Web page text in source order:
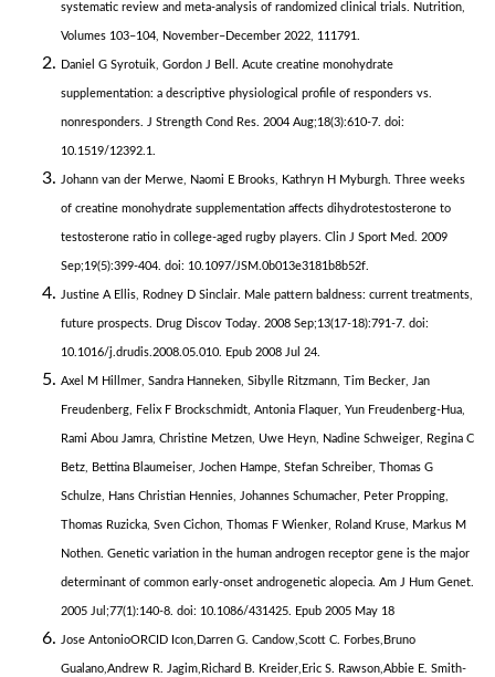
systematic review and meta-analysis of randomized clinical trials. Nutrition,
Volumes 103–104, November–December 2022, 111791.
Daniel G Syrotuik, Gordon J Bell. Acute creatine monohydrate
supplementation: a descriptive physiological profile of responders vs.
nonresponders. J Strength Cond Res. 2004 Aug;18(3):610-7. doi:
10.1519/12392.1.
Johann van der Merwe, Naomi E Brooks, Kathryn H Myburgh. Three weeks
of creatine monohydrate supplementation affects dihydrotestosterone to
testosterone ratio in college-aged rugby players. Clin J Sport Med. 2009
Sep;19(5):399-404. doi: 10.1097/JSM.0b013e3181b8b52f.
Justine A Ellis, Rodney D Sinclair. Male pattern baldness: current treatments,
future prospects. Drug Discov Today. 2008 Sep;13(17-18):791-7. doi:
10.1016/j.drudis.2008.05.010. Epub 2008 Jul 24.
Axel M Hillmer, Sandra Hanneken, Sibylle Ritzmann, Tim Becker, Jan
Freudenberg, Felix F Brockschmidt, Antonia Flaquer, Yun Freudenberg-Hua,
Rami Abou Jamra, Christine Metzen, Uwe Heyn, Nadine Schweiger, Regina C
Betz, Bettina Blaumeiser, Jochen Hampe, Stefan Schreiber, Thomas G
Schulze, Hans Christian Hennies, Johannes Schumacher, Peter Propping,
Thomas Ruzicka, Sven Cichon, Thomas F Wienker, Roland Kruse, Markus M
Nothen. Genetic variation in the human androgen receptor gene is the major
determinant of common early-onset androgenetic alopecia. Am J Hum Genet.
2005 Jul;77(1):140-8. doi: 10.1086/431425. Epub 2005 May 18
Jose AntonioORCID Icon,Darren G. Candow,Scott C. Forbes,Bruno
Gualano,Andrew R. Jagim,Richard B. Kreider,Eric S. Rawson,Abbie E. Smith-